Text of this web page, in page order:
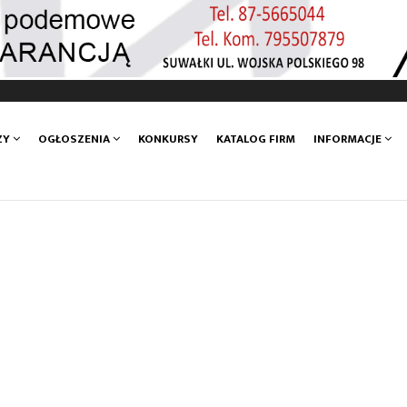
OGŁOSZENIA KONKURSY KATALOG FIRM INFORMACJE